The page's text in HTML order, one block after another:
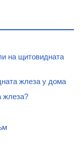
на щитовидната
жлеза у дома
жлеза?